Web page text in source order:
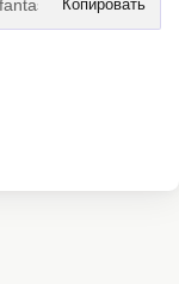
Копировать